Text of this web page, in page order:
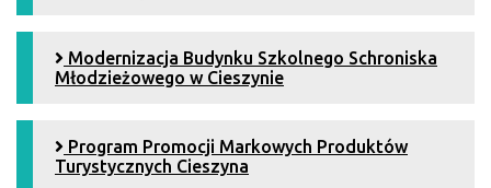
Modernizacja Budynku Szkolnego Schroniska
Młodzieżowego w Cieszynie
Program Promocji Markowych Produktów
Turystycznych Cieszyna